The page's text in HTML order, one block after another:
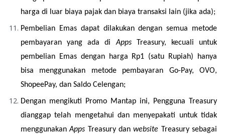
harga di luar biaya pajak dan biaya transaksi lain (jika ada);
Pembelian Emas dapat dilakukan dengan semua metode
pembayaran yang ada di Apps Treasury, kecuali untuk
pembelian Emas dengan harga Rp1 (satu Rupiah) hanya
bisa menggunakan metode pembayaran Go-Pay, OVO,
ShopeePay, dan Saldo Celengan;
Dengan mengikuti Promo Mantap ini, Pengguna Treasury
dianggap telah mengetahui dan menyepakati untuk tidak
menggunakan Apps Treasury dan website Treasury sebagai